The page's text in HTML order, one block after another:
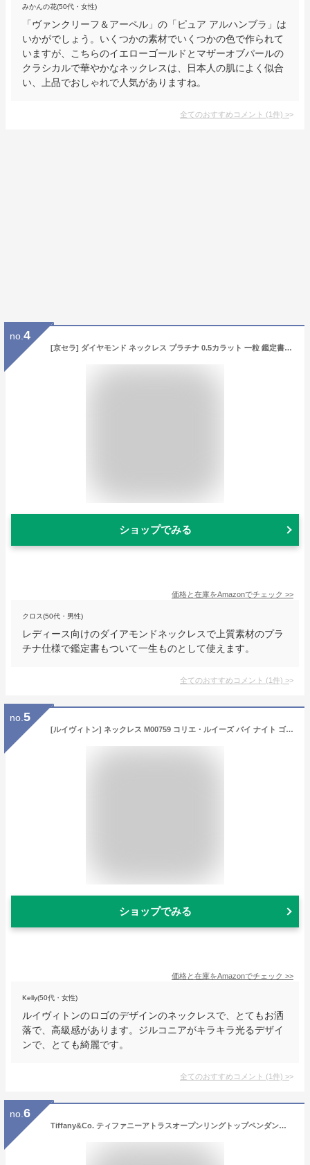
みかんの花(50代・女性)
「ヴァンクリーフ＆アーペル」の「ピュア アルハンブラ」は
いかがでしょう。いくつかの素材でいくつかの色で作られて
いますが、こちらのイエローゴールドとマザーオブパールの
クラシカルで華やかなネックレスは、日本人の肌によく似合
い、上品でおしゃれで人気がありますね。
全てのおすすめコメント (1件) >
no. 4
[京セラ] ダイヤモンド ネックレス プラチナ 0.5カラット 一粒 鑑定書付 Dカラー SI2UP 3EXH&C 天然石
ショップでみる
価格と在庫をAmazonでチェック >>
クロス(50代・男性)
レディース向けのダイアモンドネックレスで上質素材のプラ
チナ仕様で鑑定書もついて一生ものとして使えます。
全てのおすすめコメント (1件) >
no. 5
[ルイヴィトン] ネックレス M00759 コリエ・ルイーズ バイ ナイト ゴールド [並行輸入品]
ショップでみる
価格と在庫をAmazonでチェック >>
Kelly(50代・女性)
ルイヴィトンのロゴのデザインのネックレスで、とてもお洒
落で、高級感があります。ジルコニアがキラキラ光るデザイ
ンで、とても綺麗です。
全てのおすすめコメント (1件) >
no. 6
Tiffany&Co. ティファニーアトラスオープンリングトップペンダントチェーンネックレスローマ数字スターリングシルバーアクセサリー愛をそのまま表現告白＆決める記念日にATLAS OPEN SMALL PENDANT NECKLACE